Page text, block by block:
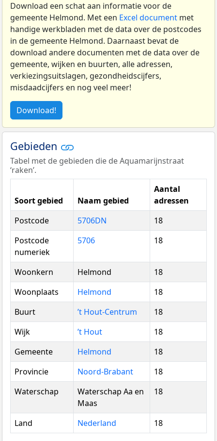
Download een schat aan informatie voor de
gemeente Helmond. Met een Excel document met
handige werkbladen met de data over de postcodes
in de gemeente Helmond. Daarnaast bevat de
download andere documenten met de data over de
gemeente, wijken en buurten, alle adressen,
verkiezingsuitslagen, gezondheidscijfers,
misdaadcijfers en nog veel meer!
Download!
Gebieden
Tabel met de gebieden die de Aquamarijnstraat
‘raken’.
Soort gebied Naam gebied
Aantal
adressen
Postcode
5706DN
18
Postcode
numeriek
5706 18
Woonkern Helmond
18
Woonplaats
Helmond
18
Buurt
’t Hout-Centrum
18
Wijk
’t Hout
18
Gemeente
Helmond
18
Provincie
Noord-Brabant
18
Waterschap
Waterschap Aa en
Maas
18
Land Nederland 18